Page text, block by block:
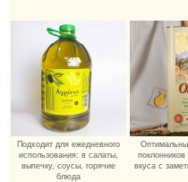
Подходит для ежедневного
использования: в салаты,
выпечку, соусы, горячие
блюда
вкуса с